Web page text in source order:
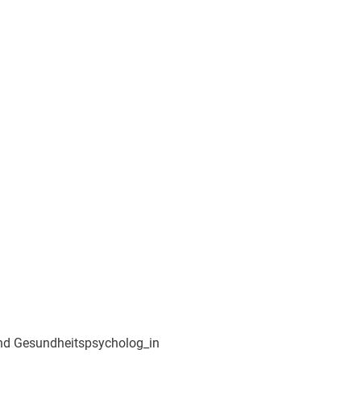
Gesundheitspsycholog_in